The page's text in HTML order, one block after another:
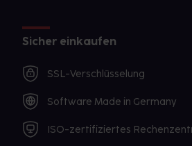
Sicher einkaufen
SSL-Verschlüsselung
Software Made in Germany
ISO-zertifiziertes